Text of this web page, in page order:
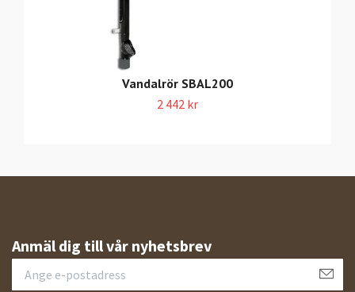
Vandalrör SBAL200
2 442 kr
Anmäl dig till vår nyhetsbrev